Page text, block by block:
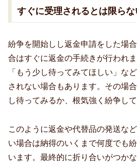
すぐに受理されるとは限らな
紛争を開始しし返金申請をした場
合はすぐに返金の手続きが行われ
「もう少し待ってみてほしい」な
されない場合もあります。その場
し待ってみるか、根気強く紛争して
このように返金や代替品の発送な
い場合は納得のいくまで何度でも
います。最終的に折り合いがつかな